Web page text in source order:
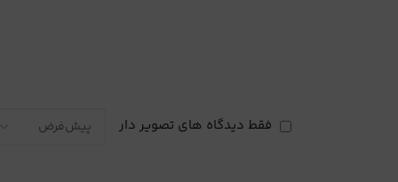
فقط دیدگاه های تصویر دار